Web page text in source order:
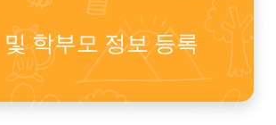
학부모 정보 등록